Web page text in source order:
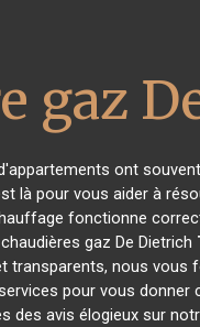
gaz
ont
là pour vous aider à
fonctionne
gaz De Dietrich
nous vous
pour vous
avis élogieux sur